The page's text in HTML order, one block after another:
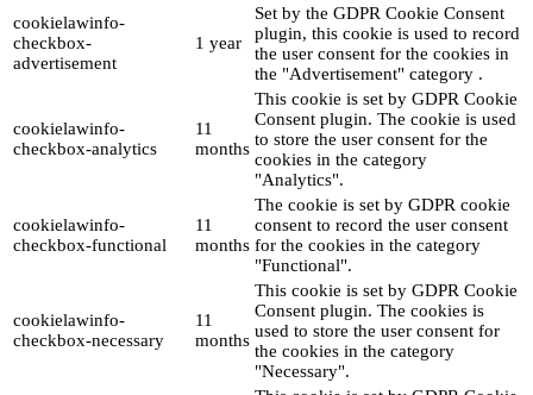
cookielawinfo-
checkbox-
advertisement
1 year
Set by the GDPR Cookie Consent
plugin, this cookie is used to record
the user consent for the cookies in
the "Advertisement" category .
cookielawinfo-
checkbox-analytics
11
months
This cookie is set by GDPR Cookie
Consent plugin. The cookie is used
to store the user consent for the
cookies in the category
"Analytics".
cookielawinfo-
checkbox-functional
11
months
The cookie is set by GDPR cookie
consent to record the user consent
for the cookies in the category
"Functional".
cookielawinfo-
checkbox-necessary
11
months
This cookie is set by GDPR Cookie
Consent plugin. The cookies is
used to store the user consent for
the cookies in the category
"Necessary".